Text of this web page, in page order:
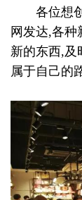
各位想创
网发达,各
新的东西,及
属于自己的